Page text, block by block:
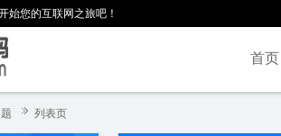
始您的互联网之旅吧！
首页
列表页